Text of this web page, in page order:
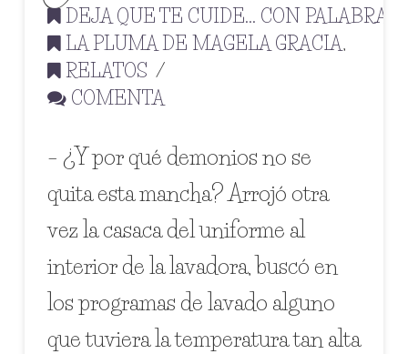
DEJA QUE TE CUIDE... CON PALABRAS
LA PLUMA DE MAGELA GRACIA,
RELATOS
COMENTA
– ¿Y por qué demonios no se
quita esta mancha? Arrojó otra
vez la casaca del uniforme al
interior de la lavadora, buscó en
los programas de lavado alguno
que tuviera la temperatura tan alta